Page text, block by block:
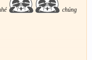
chúng